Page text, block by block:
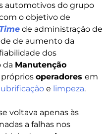
automotivos do grupo
o objetivo de
de administração de
de aumento da
dos
da Manutenção
operadores em
e limpeza.
voltava apenas às
a falhas nos